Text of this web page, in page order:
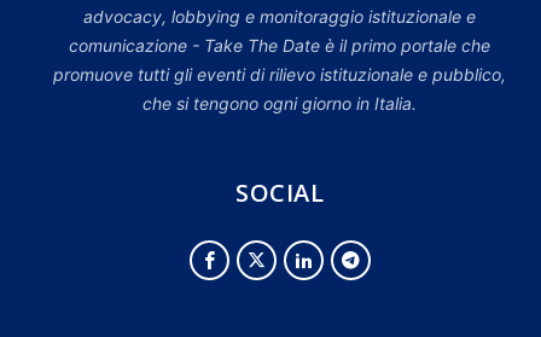
advocacy, lobbying e monitoraggio istituzionale e
comunicazione - Take The Date è il primo portale che
promuove tutti gli eventi di rilievo istituzionale e pubblico,
che si tengono ogni giorno in Italia.
SOCIAL